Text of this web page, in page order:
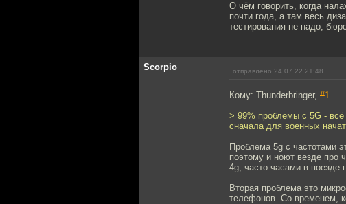
О чём говорить, когда
почти года, а там весь
тестирования не надо,
Scorpio отправлено 24.07.22 21:48
Кому: Thunderbringer, #1
> 99% проблемы с 5G -
сначала для военных
Проблема 5g с частотами
поэтому и ноют везде про
4g, часто часами в поезде
Вторая проблема это
телефонов. Со временем,